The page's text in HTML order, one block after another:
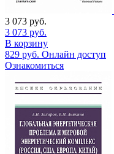
3 073 руб.
3 073 руб.
В корзину
829 руб. Онлайн доступ
Ознакомиться